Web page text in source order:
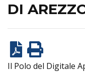
DI
Il Polo del Digitale